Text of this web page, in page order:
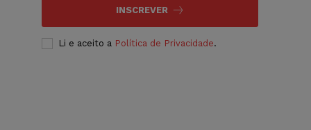
INSCREVER
Li e aceito a Política de Privacidade.